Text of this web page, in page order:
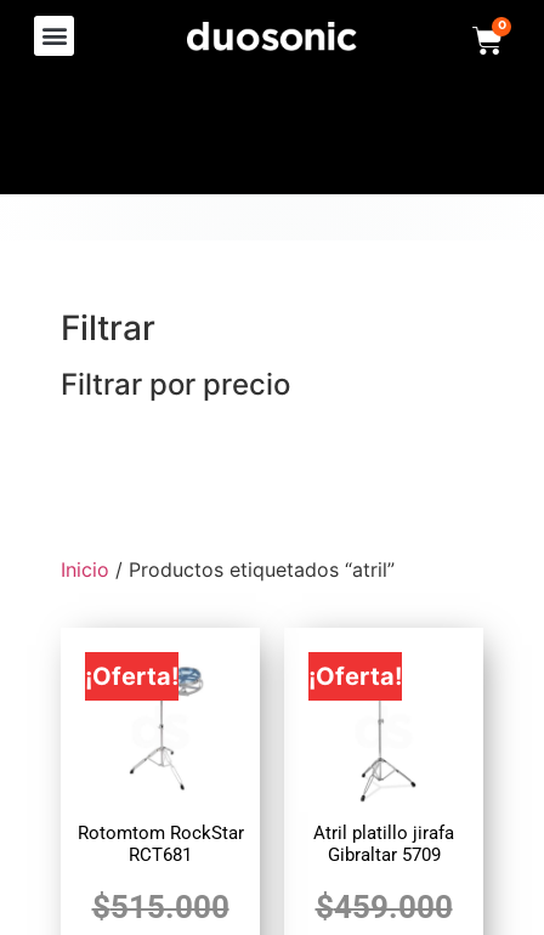
0
Filtrar
Filtrar por precio
Inicio / Productos etiquetados “atril”
¡Oferta!
Rotomtom RockStar
RCT681
$515.000
¡Oferta!
Atril platillo jirafa
Gibraltar 5709
$459.000